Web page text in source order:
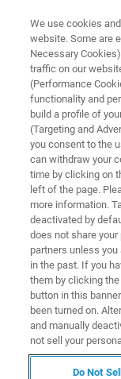
EVENT - CHINA
布鲁克磁
齐）
联系我们
活动简介
We use cookies
website. Some are
Necessary
traffic on our
(Performance
functionality and
build a profile of
(Targeting and
you consent to the
can withdraw your
time by clicking on
left of the page.
more information.
deactivated by
does not share
partners unless
in the past. If you
them by clicking
button in this
been turned on.
and manually
not sell your
Do Not